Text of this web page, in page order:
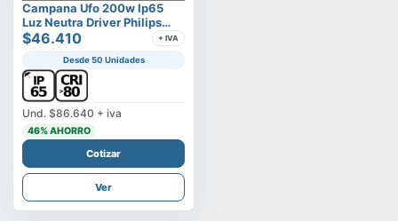
Campana Ufo 200w Ip65
Luz Neutra Driver Philips
Modelo Eltanin
$46.410 + IVA
Desde 50 Unidades
Und. $86.640 + iva
46% AHORRO
Cotizar
Ver